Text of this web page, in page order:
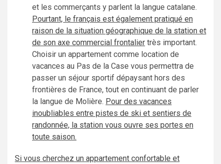
et les commerçants y parlent la langue catalane.
Pourtant, le français est également pratiqué en
raison de la situation géographique de la station et
de son axe commercial frontalier très important.
Choisir un appartement comme location de
vacances au Pas de la Case vous permettra de
passer un séjour sportif dépaysant hors des
frontières de France, tout en continuant de parler
la langue de Molière. Pour des vacances
inoubliables entre pistes de ski et sentiers de
randonnée, la station vous ouvre ses portes en
toute saison.
Si vous cherchez un appartement confortable et